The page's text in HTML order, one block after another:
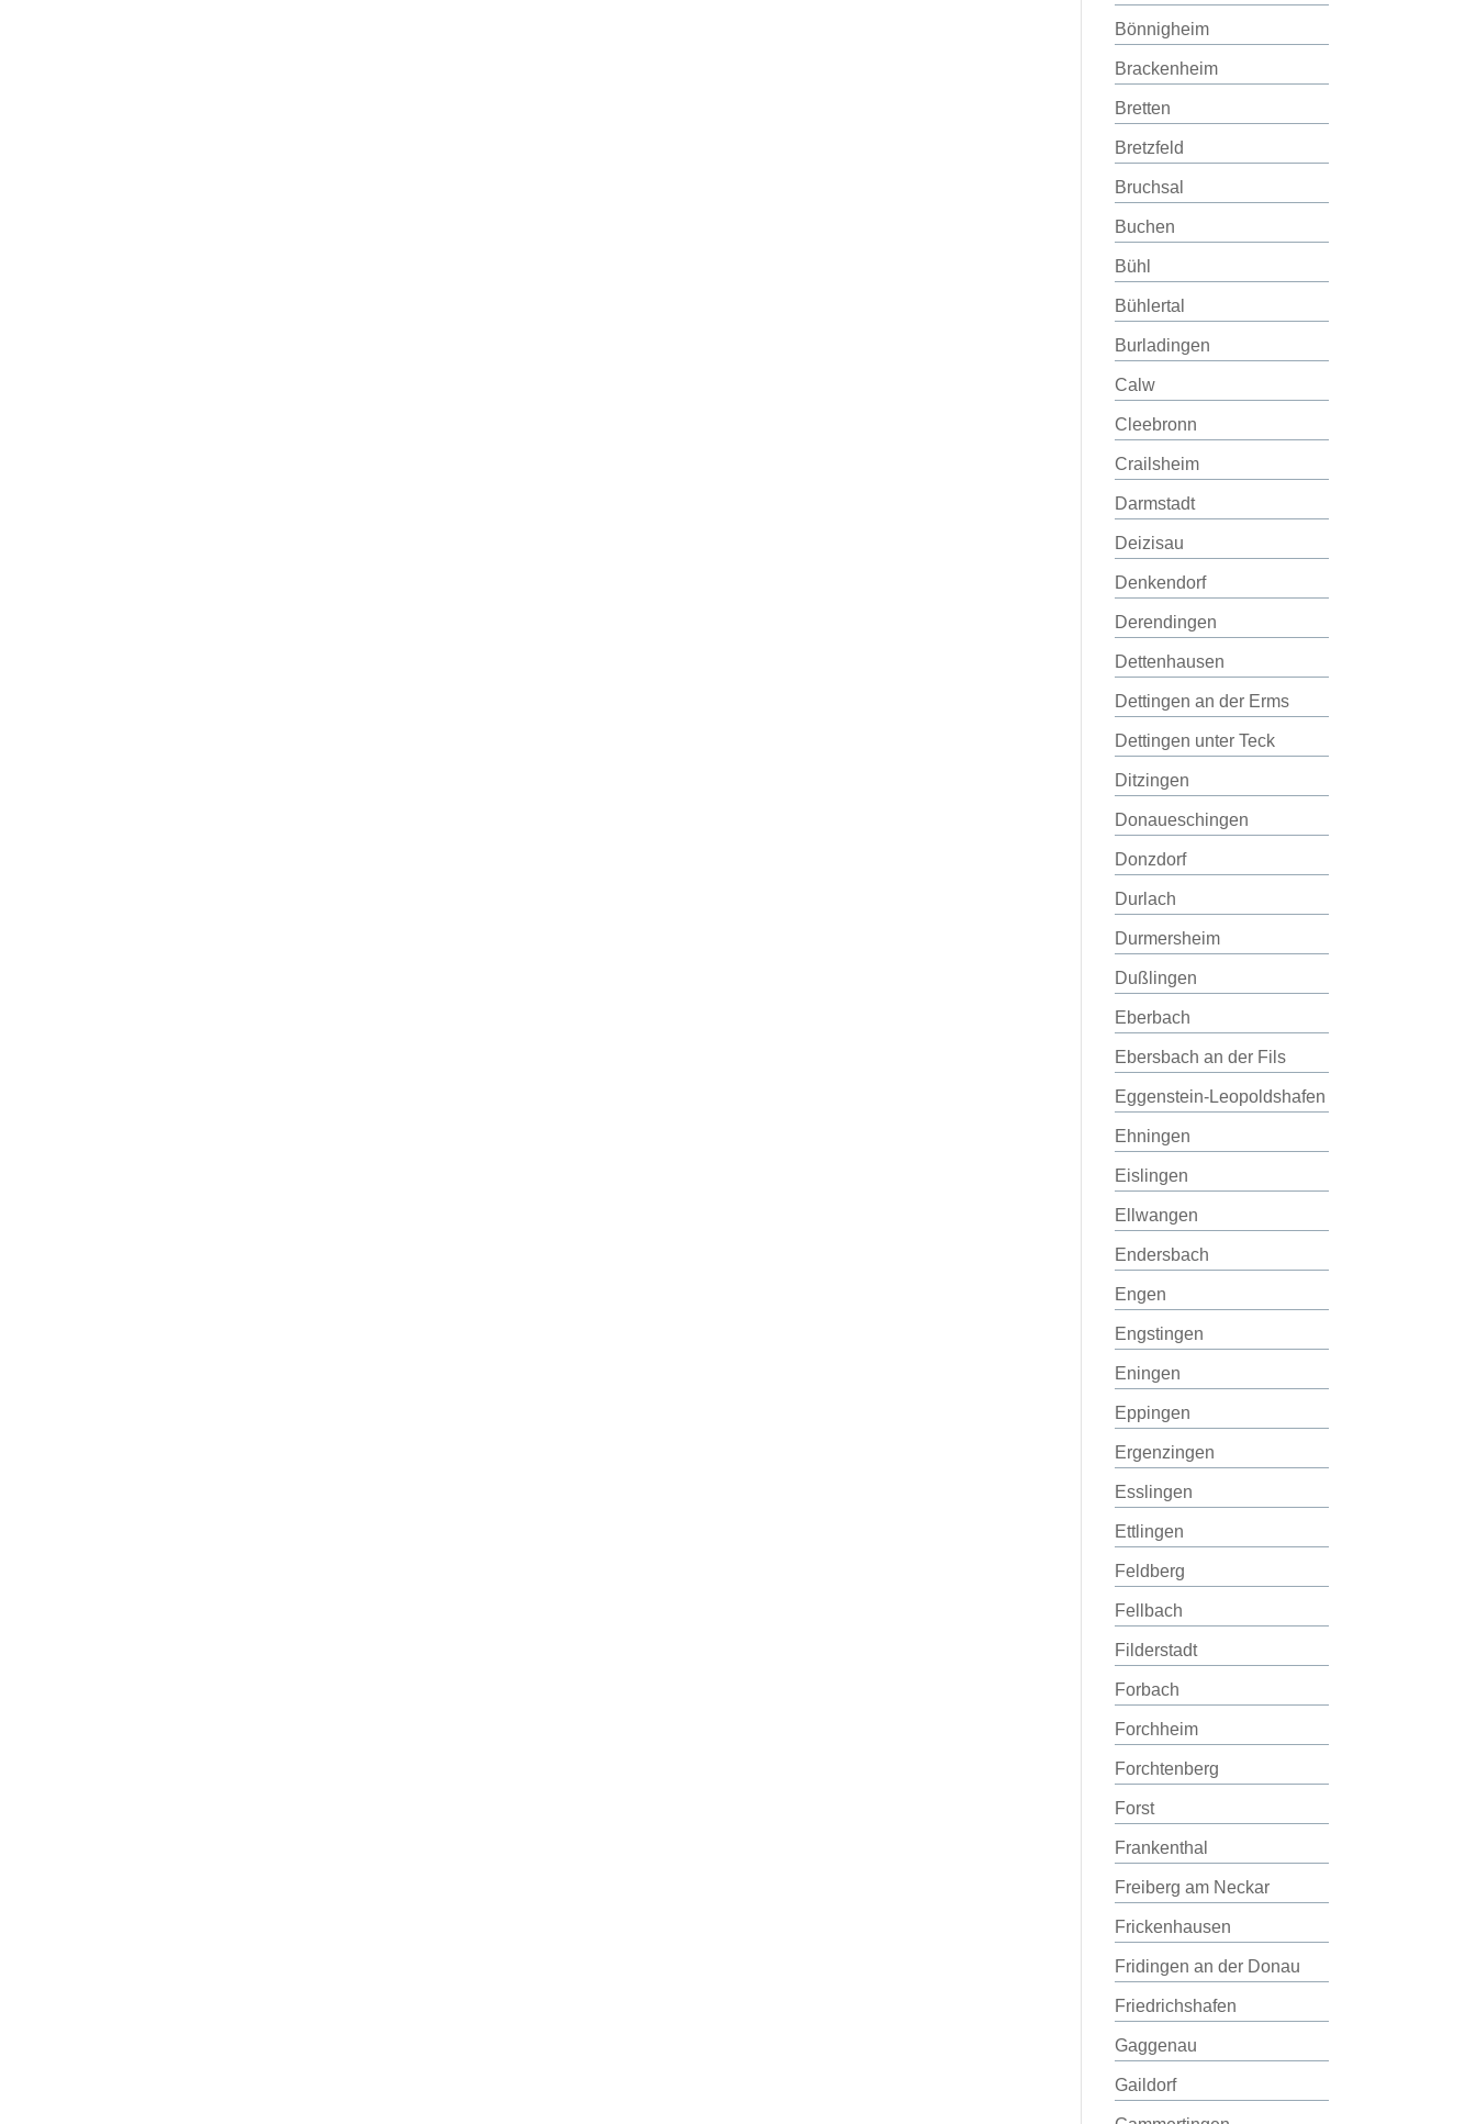
Bönnigheim
Brackenheim
Bretten
Bretzfeld
Bruchsal
Buchen
Bühl
Bühlertal
Burladingen
Calw
Cleebronn
Crailsheim
Darmstadt
Deizisau
Denkendorf
Derendingen
Dettenhausen
Dettingen an der Erms
Dettingen unter Teck
Ditzingen
Donaueschingen
Donzdorf
Durlach
Durmersheim
Dußlingen
Eberbach
Ebersbach an der Fils
Eggenstein-Leopoldshafen
Ehningen
Eislingen
Ellwangen
Endersbach
Engen
Engstingen
Eningen
Eppingen
Ergenzingen
Esslingen
Ettlingen
Feldberg
Fellbach
Filderstadt
Forbach
Forchheim
Forchtenberg
Forst
Frankenthal
Freiberg am Neckar
Frickenhausen
Fridingen an der Donau
Friedrichshafen
Gaggenau
Gaildorf